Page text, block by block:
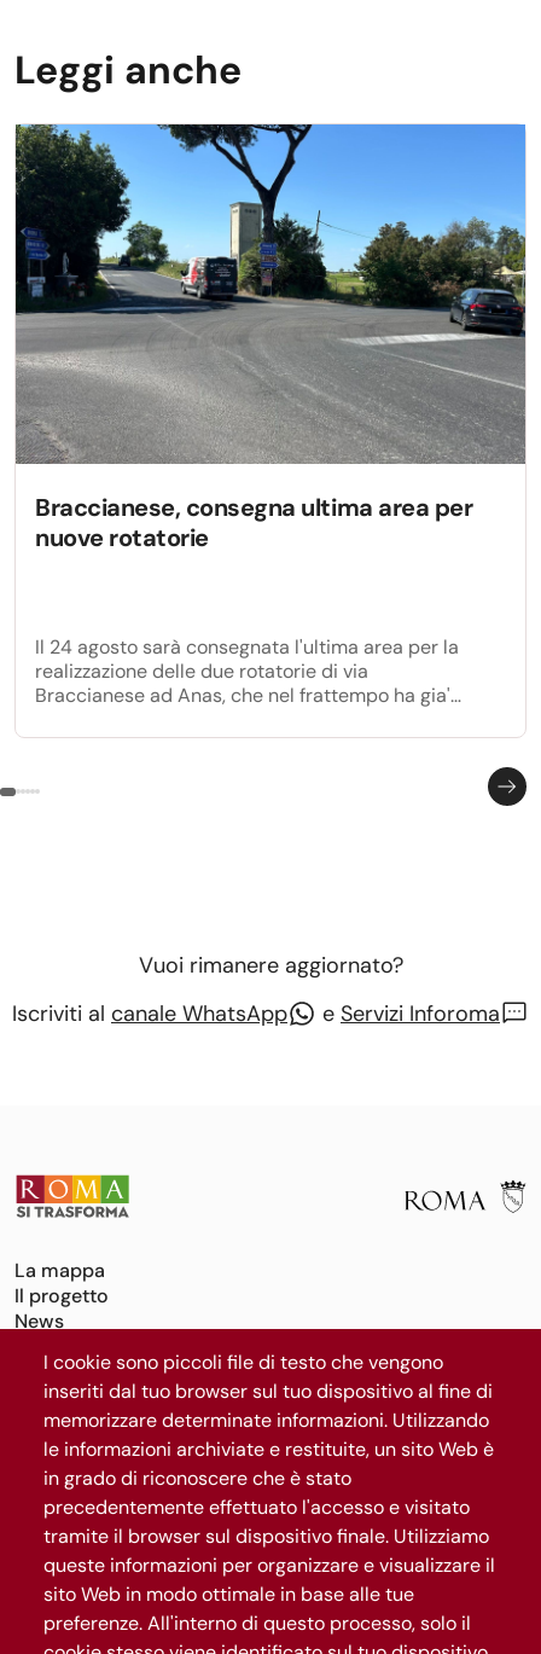
Leggi anche
Braccianese, consegna ultima area per
nuove rotatorie
Il 24 agosto sarà consegnata l'ultima area per la
realizzazione delle due rotatorie di via
Braccianese ad Anas, che nel frattempo ha gia'
rotatoria all'incrocio con via Anguillarese.
Vuoi rimanere aggiornato?
Iscriviti al canale WhatsApp e Servizi Inforoma
La mappa
Il progetto
News
Segui Roma Capitale
Iscriviti al canale WhatsApp
I cookie sono piccoli file di testo che vengono
inseriti dal tuo browser sul tuo dispositivo al fine di
memorizzare determinate informazioni. Utilizzando
le informazioni archiviate e restituite, un sito Web è
in grado di riconoscere che è stato
precedentemente effettuato l'accesso e visitato
tramite il browser sul dispositivo finale. Utilizziamo
queste informazioni per organizzare e visualizzare il
sito Web in modo ottimale in base alle tue
preferenze. All'interno di questo processo, solo il